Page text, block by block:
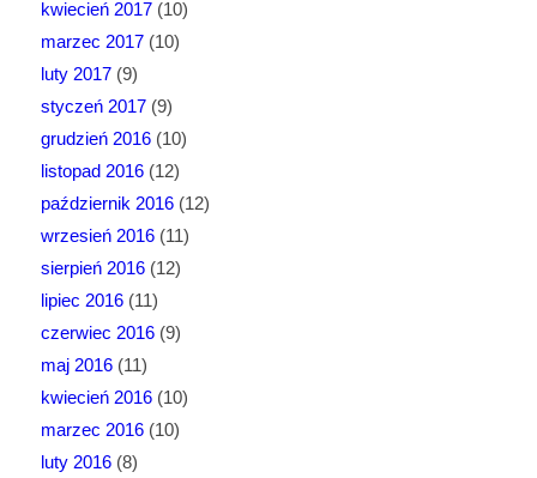
kwiecień 2017(10)
marzec 2017(10)
luty 2017(9)
styczeń 2017(9)
grudzień 2016(10)
listopad 2016(12)
październik 2016(12)
wrzesień 2016(11)
sierpień 2016(12)
lipiec 2016(11)
czerwiec 2016(9)
maj 2016(11)
kwiecień 2016(10)
marzec 2016(10)
luty 2016(8)